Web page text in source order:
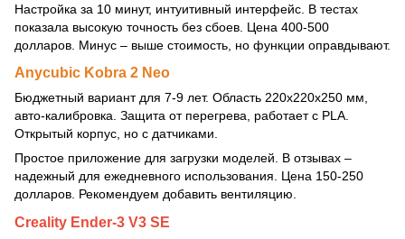
Настройка за 10 минут, интуитивный интерфейс. В тестах
показала высокую точность без сбоев. Цена 400-500
долларов. Минус – выше стоимость, но функции оправдывают.
Anycubic Kobra 2 Neo
Бюджетный вариант для 7-9 лет. Область 220x220x250 мм,
авто-калибровка. Защита от перегрева, работает с PLA.
Открытый корпус, но с датчиками.
Простое приложение для загрузки моделей. В отзывах –
надежный для ежедневного использования. Цена 150-250
долларов. Рекомендуем добавить вентиляцию.
Creality Ender-3 V3 SE